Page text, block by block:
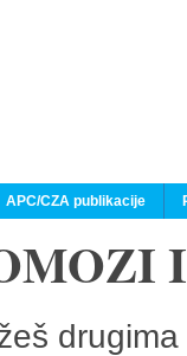
APC/CZA publikacije